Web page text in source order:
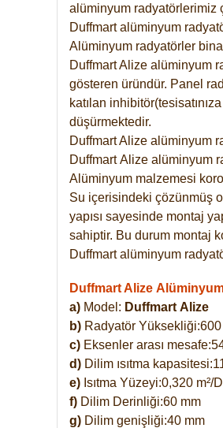
alüminyum radyatörlerimiz
Duffmart alüminyum
Alüminyum radyatörler
Duffmart Alize alüminyum
gösteren üründür. Panel
katılan
düşürmektedir.
Duffmart Alize alüminyum
DuffmartAlize alüminyum
Alüminyum malzemesi
Su içerisindeki çözünmüş
yapısı sayesinde montaj
sahiptir. Bu durum montaj
Duffmart alüminyum
Duffmart Alize
a) Model: Duffmart Alize
b) Radyatör
c) Eksenler arası
d) Dilim ısıtma
e) Isıtma Yüzeyi:0,320 m²/
f) Dilim Derinliği:60 mm
g) Dilim genişliği:40 mm